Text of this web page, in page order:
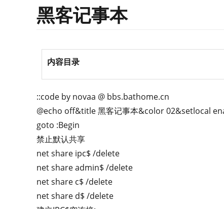
黑客记事本
内容目录
::code by novaa @ bbs.bathome.cn
@echo off&title 黑客记事本&color 02&setlocal
goto :Begin
禁止默认共享
net share ipc$ /delete
net share admin$ /delete
net share c$ /delete
net share d$ /delete